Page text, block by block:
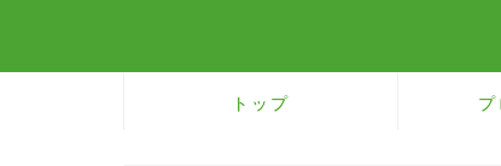
トップ